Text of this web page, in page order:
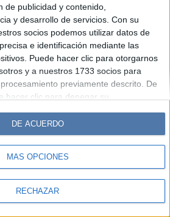
de publicidad y contenido,
y desarrollo de servicios. Con su
socios podemos utilizar datos de
e identificación mediante las
Puede hacer clic para otorgarnos
y a nuestros 1733 socios para
previamente descrito. De
hacer clic para denegar su
antes de otorgar su consentimiento.
procesamiento de sus datos
de su consentimiento, pero usted
tal procesamiento. Sus
su consentimiento en cualquier
MÁS OPCIONES
RECHAZAR
DE ACUERDO